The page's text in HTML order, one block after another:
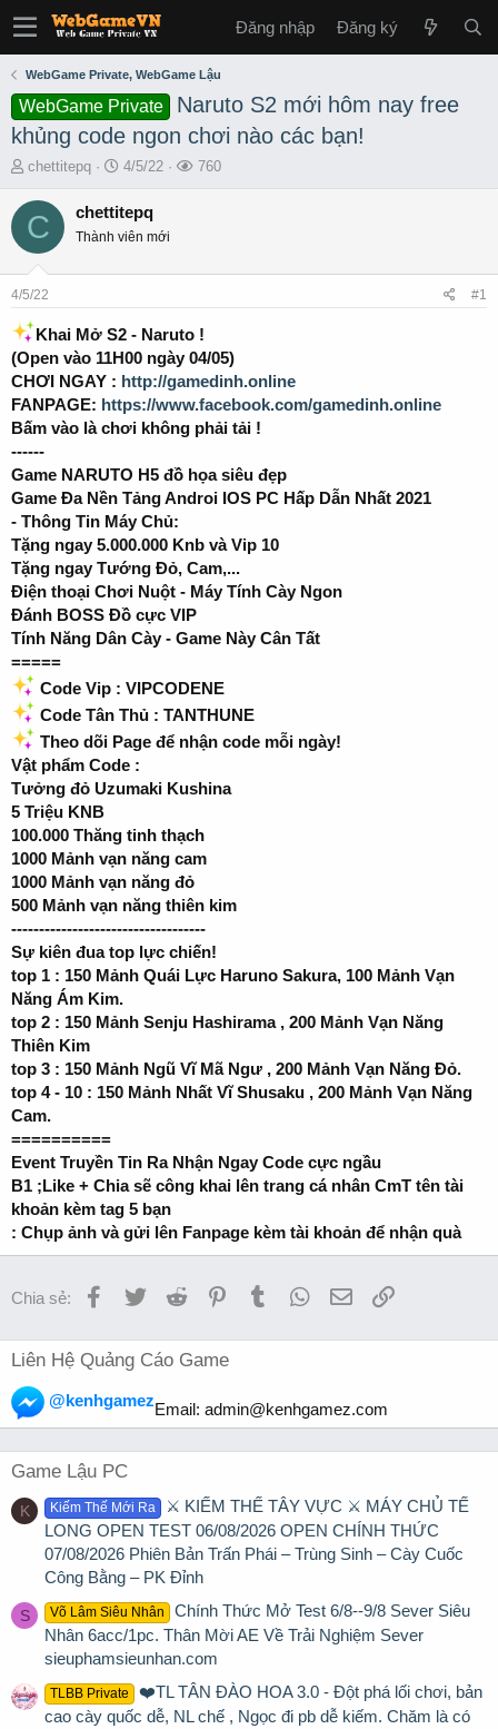
Đăng nhập Đăng ký
WebGame Private, WebGame Lậu
WebGame Private
Naruto S2 mới hôm nay free
khủng code ngon chơi nào các bạn!
T
r
e
s
a
r
t
e
r
chettitepq
S
a
t
e
4/5/22
L
760
C chettitepq
Thành viên mới
4/5/22 #1
Khai Mở S2 - Naruto !
(Open vào 11H00 ngày 04/05)
CHƠI NGAY : http://gamedinh.online
FANPAGE: https://www.facebook.com/gamedinh.online
Bấm vào là chơi không phải tải !
------
Game NARUTO H5 đồ họa siêu đẹp
Game Đa Nền Tảng Androi IOS PC Hấp Dẫn Nhất 2021
- Thông Tin Máy Chủ:
Tặng ngay 5.000.000 Knb và Vip 10
Tặng ngay Tướng Đỏ, Cam,...
Điện thoại Chơi Nuột - Máy Tính Cày Ngon
Đánh BOSS Đồ cực VIP
Tính Năng Dân Cày - Game Này Cân Tất
=====
Code Vip : VIPCODENE
Code Tân Thủ : TANTHUNE
Theo dõi Page để nhận code mỗi ngày!
Vật phẩm Code :
Tưởng đỏ Uzumaki Kushina
5 Triệu KNB
100.000 Thăng tinh thạch
1000 Mảnh vạn năng cam
1000 Mảnh vạn năng đỏ
500 Mảnh vạn năng thiên kim
-----------------------------------
Sự kiên đua top lực chiến!
top 1 : 150 Mảnh Quái Lực Haruno Sakura, 100 Mảnh Vạn
Năng Ám Kim.
top 2 : 150 Mảnh Senju Hashirama , 200 Mảnh Vạn Năng
Thiên Kim
top 3 : 150 Mảnh Ngũ Vĩ Mã Ngư , 200 Mảnh Vạn Năng Đỏ.
top 4 - 10 : 150 Mảnh Nhất Vĩ Shusaku , 200 Mảnh Vạn Năng
Cam.
==========
Event Truyền Tin Ra Nhận Ngay Code cực ngầu
B1 ;Like + Chia sẽ công khai lên trang cá nhân CmT tên tài
khoản kèm tag 5 bạn
: Chụp ảnh và gửi lên Fanpage kèm tài khoản để nhận quà
Chia sẻ: Facebook
TwitterReddit PinterestTumblrWhatsApp
EmailLink
Liên Hệ Quảng Cáo Game
@kenhgamezEmail: admin@kenhgamez.com
Game Lậu PC
K Kiếm Thế Mới Ra
⚔️ KIẾM THẾ TÂY VỰC ⚔️ MÁY CHỦ TẾ
LONG OPEN TEST 06/08/2026 OPEN CHÍNH THỨC
07/08/2026 Phiên Bản Trấn Phái – Trùng Sinh – Cày Cuốc
Công Bằng – PK Đỉnh
S Võ Lâm Siêu Nhân
Chính Thức Mở Test 6/8--9/8 Sever Siêu
Nhân 6acc/1pc. Thân Mời AE Về Trải Nghiệm Sever
sieuphamsieunhan.com
TLBB Private
❤️TL TÂN ĐÀO HOA 3.0 - Đột phá lối chơi, bản
cao cày quốc dễ, NL chế , Ngọc đi pb dễ kiếm. Chăm là có